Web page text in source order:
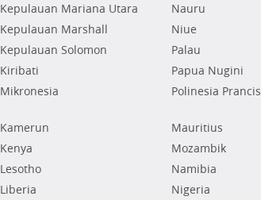
Kepulauan Mariana Utara
Kepulauan Marshall
Kepulauan Solomon
Kiribati
Mikronesia
Nauru
Niue
Palau
Papua Nugini
Polinesia Prancis
Kamerun
Kenya
Lesotho
Liberia
Mauritius
Mozambik
Namibia
Nigeria